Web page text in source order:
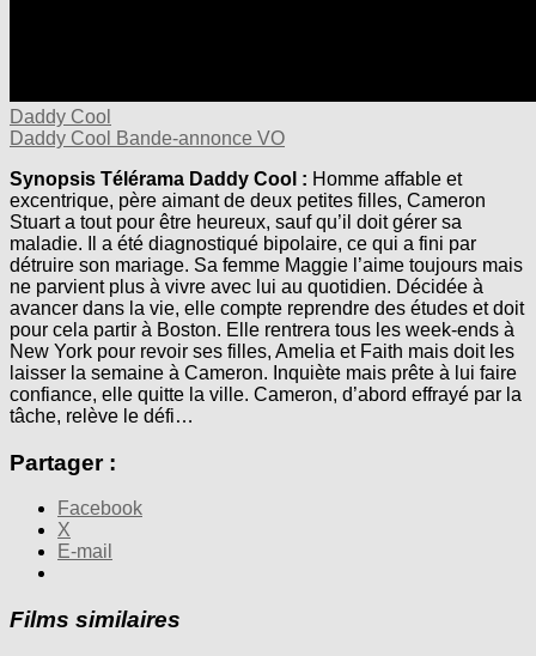
Daddy Cool
Daddy Cool Bande-annonce VO
Synopsis Télérama Daddy Cool : Homme affable et
excentrique, père aimant de deux petites filles, Cameron
Stuart a tout pour être heureux, sauf qu’il doit gérer sa
maladie. Il a été diagnostiqué bipolaire, ce qui a fini par
détruire son mariage. Sa femme Maggie l’aime toujours mais
ne parvient plus à vivre avec lui au quotidien. Décidée à
avancer dans la vie, elle compte reprendre des études et doit
pour cela partir à Boston. Elle rentrera tous les week-ends à
New York pour revoir ses filles, Amelia et Faith mais doit les
laisser la semaine à Cameron. Inquiète mais prête à lui faire
confiance, elle quitte la ville. Cameron, d’abord effrayé par la
tâche, relève le défi…
Partager :
Facebook
X
E-mail
Films similaires